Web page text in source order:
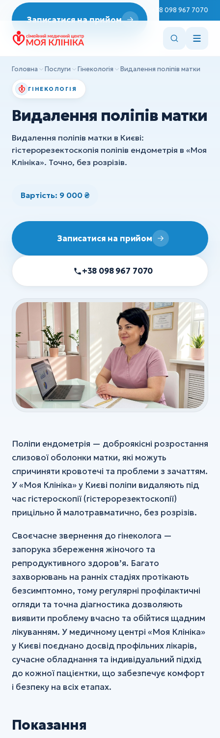
+38 098 967 7070
Неврологія
Врач Терапевт
Ендокринологія
Cтоматологія
Консультації лікарів
Сестринські маніпуляції
ДІАГНОСТИКА
Флебологія
Ортопедія та травматологія
Анестезія
Всі послуги
ДІАГНОСТИКА
Эндоскопія
УЗД
ХІРУРГІЯ
Дитяча хірургія
Ортопедія та травматологія
Всі послуги
Записатися на прийом
Головна Послуги Гінекологія Видалення поліпів матки
ГІНЕКОЛОГІЯ
Видалення поліпів матки
Видалення поліпів матки в Києві:
гістерорезектоскопія поліпів ендометрія в «Моя
Клініка». Точно, без розрізів.
Вартість: 9 000 ₴
Записатися на прийом
+38 098 967 7070
Поліпи ендометрія — доброякісні розростання
слизової оболонки матки, які можуть
спричиняти кровотечі та проблеми з зачаттям.
У «Моя Клініка» у Києві поліпи видаляють під
час гістероскопії (гістерорезектоскопії)
прицільно й малотравматично, без розрізів.
Своєчасне звернення до гінеколога —
запорука збереження жіночого та
репродуктивного здоров’я. Багато
захворювань на ранніх стадіях протікають
безсимптомно, тому регулярні профілактичні
огляди та точна діагностика дозволяють
виявити проблему вчасно та обійтися щадним
лікуванням. У медичному центрі «Моя Клініка»
у Києві поєднано досвід профільних лікарів,
сучасне обладнання та індивідуальний підхід
до кожної пацієнтки, що забезпечує комфорт
і безпеку на всіх етапах.
Показання